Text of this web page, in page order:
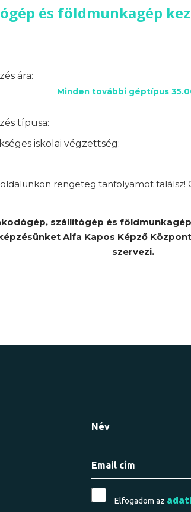
és földmunkagép
ára:
Minden további géptípus
típusa:
iskolai végzettség:
rengeteg tanfolyamot találsz!
szállítógép és
Alfa Kapos Képző
szervezi.
Elfogadom az